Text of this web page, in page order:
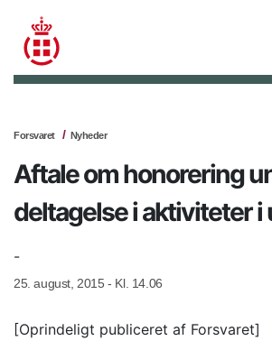
Forsvaret Nyheder
Aftale om honorering
deltagelse i aktiviteter i
-
25. august, 2015 - Kl. 14.06
[Oprindeligt publiceret af Forsvaret]